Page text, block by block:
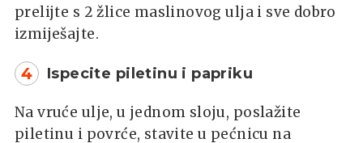
prelijte s 2 žlice maslinovog ulja i sve dobro
izmiješajte.
4 Ispecite piletinu i papriku
Na vruće ulje, u jednom sloju, poslažite
piletinu i povrće, stavite u pećnicu na